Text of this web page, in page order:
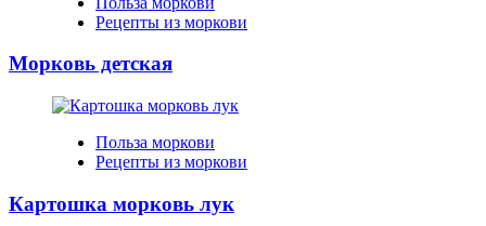
Рецепты из моркови
Морковь детская
Польза моркови
Рецепты из моркови
Картошка морковь лук